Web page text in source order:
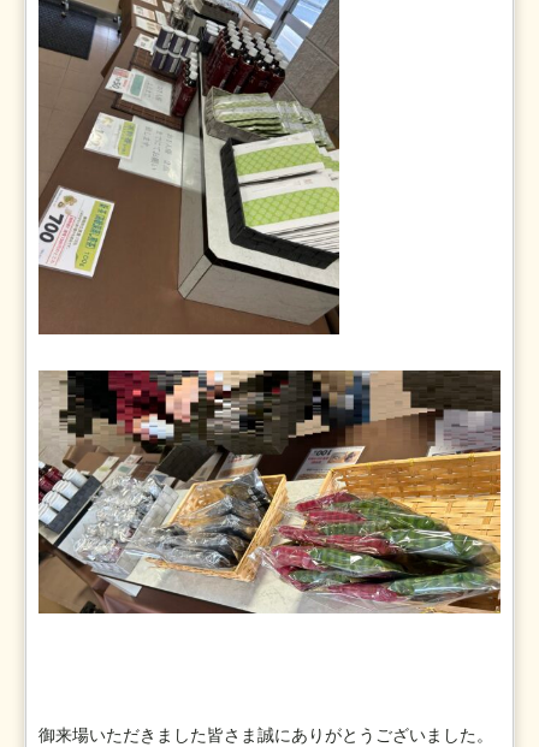
御来場いただきました皆さま誠にありがとうございました。